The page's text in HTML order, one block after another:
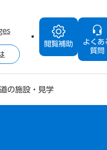
閲覧補助
よくあ
質問
の施設・見学